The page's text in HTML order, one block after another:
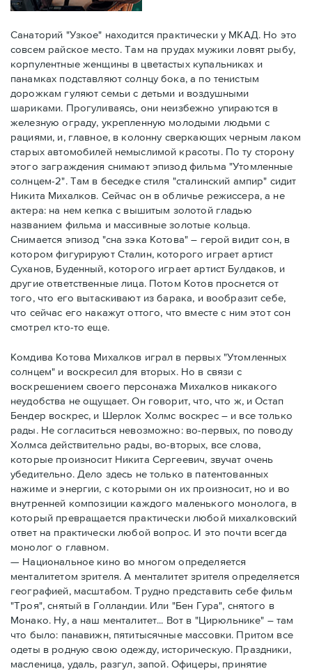
Санаторий "Узкое" находится практически у МКАД. Но это
совсем райское место. Там на прудах мужики ловят рыбу,
корпулентные женщины в цветастых купальниках и
панамках подставляют солнцу бока, а по тенистым
дорожкам гуляют семьи с детьми и воздушными
шариками. Прогуливаясь, они неизбежно упираются в
железную ограду, укрепленную молодыми людьми с
рациями, и, главное, в колонну сверкающих черным лаком
старых автомобилей немыслимой красоты. По ту сторону
этого заграждения снимают эпизод фильма "Утомленные
солнцем-2". Там в беседке стиля "сталинский ампир" сидит
Никита Михалков. Сейчас он в обличье режиссера, а не
актера: на нем кепка с вышитым золотой гладью
названием фильма и массивные золотые кольца.
Снимается эпизод "сна зэка Котова" – герой видит сон, в
котором фигурируют Сталин, которого играет артист
Суханов, Буденный, которого играет артист Булдаков, и
другие ответственные лица. Потом Котов проснется от
того, что его вытаскивают из барака, и вообразит себе,
что сейчас его накажут оттого, что вместе с ним этот сон
смотрел кто-то еще.
Комдива Котова Михалков играл в первых "Утомленных
солнцем" и воскресил для вторых. Но в связи с
воскрешением своего персонажа Михалков никакого
неудобства не ощущает. Он говорит, что, что ж, и Остап
Бендер воскрес, и Шерлок Холмс воскрес – и все только
рады. Не согласиться невозможно: во-первых, по поводу
Холмса действительно рады, во-вторых, все слова,
которые произносит Никита Сергеевич, звучат очень
убедительно. Дело здесь не только в патентованных
нажиме и энергии, с которыми он их произносит, но и во
внутренней композиции каждого маленького монолога, в
который превращается практически любой михалковский
ответ на практически любой вопрос. И это почти всегда
монолог о главном.
— Национальное кино во многом определяется
менталитетом зрителя. А менталитет зрителя определяется
географией, масштабом. Трудно представить себе фильм
"Троя", снятый в Голландии. Или "Бен Гура", снятого в
Монако. Ну, а наш менталитет... Вот в "Цирюльнике" – там
что было: панавижн, пятитысячные массовки. Притом все
одеты в родную свою одежду, историческую. Праздники,
масленица, удаль, разгул, запой. Офицеры, принятие